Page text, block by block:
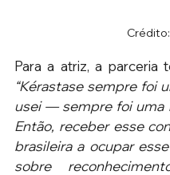
Para a atriz, a parceria
“Kérastase sempre foi
usei — sempre foi uma
Então, receber esse
brasileira a ocupar
sobre